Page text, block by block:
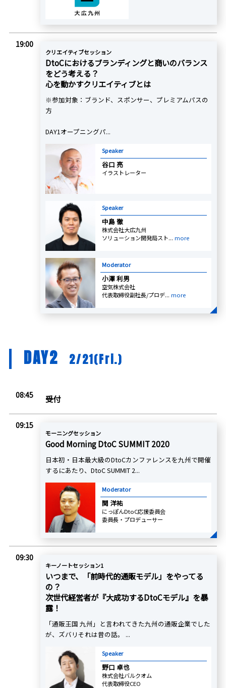
19:00
クリエイティブセッション
DtoCにおけるブランディングと商いのバランス
をどう考える？
心を動かすクリエイティブとは
※参加対象：ブランド、スポンサー、プレミアムパスの
方
DAY1オープニングパ...
Speaker
谷口 亮
イラストレーター
Speaker
中島 徹
株式会社大広九州
ソリューション開発局スト... more
Moderator
小澤 利男
空気株式会社
代表取締役副社長/プロデ... more
DAY2 2/21(Fri.)
08:45 受付
09:15
モーニングセッション
Good Morning DtoC SUMMIT 2020
日本初・日本最大級のDtoCカンファレンスを九州で開催
するにあたり、DtoC SUMMIT 2...
Moderator
関 洋祐
にっぽんDtoC応援委員会
委員長・プロデューサー
09:30
キーノートセッション1
いつまで、「前時代的通販モデル」をやってる
の？
次世代経営者が『大成功するDtoCモデル』を暴
露！
「通販王国 九州」と言われてきた九州の通販企業でした
が、ズバリそれは昔の話。 ...
Speaker
野口 卓也
株式会社バルクオム
代表取締役CEO